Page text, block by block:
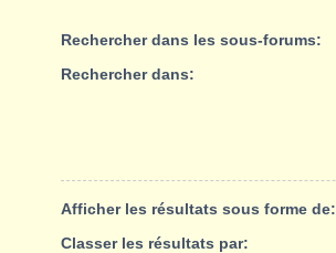
Rechercher dans les sous-forums:
Rechercher dans:
Afficher les résultats sous forme de:
Classer les résultats par: